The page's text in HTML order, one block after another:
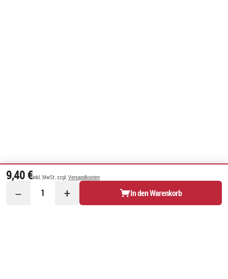
9,40 €inkl. MwSt. zzgl. Versandkosten
− 1 + In den Warenkorb